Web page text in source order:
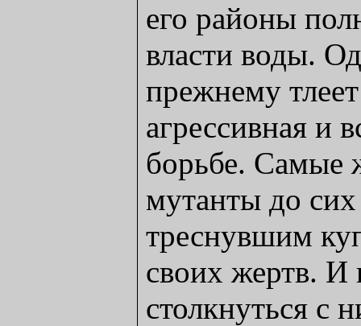
его районы
власти воды.
прежнему
агрессивная и
борьбе. Самые
мутанты до
треснувшим
своих жертв. И
столкнуться с